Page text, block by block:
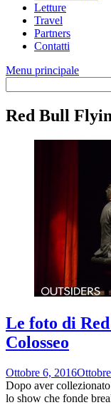
Letture
Travel
Partners
Contatti
Menu principale
Red Bull
Le foto di
Colosseo
Ottobre 6, 2016
Dopo aver
lo show che fonde